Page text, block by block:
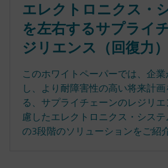
エレクトロニクス・
を左右するサプライ
ジリエンス（回復力）
このホワイトペーパーでは、企
し、より耐障害性の高い将来計
る、サプライチェーンのレジリ
慮したエレクトロニクス・シス
の3段階のソリューションをご紹